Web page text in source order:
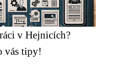
v Hejnicích?
vás tipy!